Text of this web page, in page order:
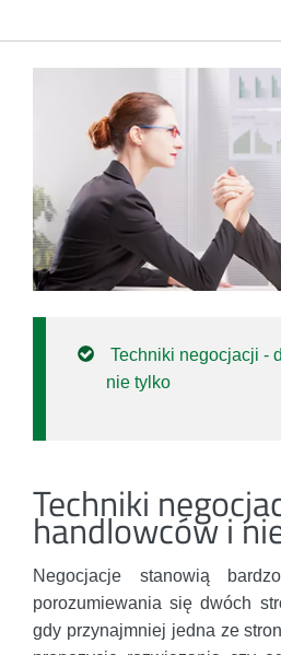
Techniki negocjacji -
nie tylko
Techniki
handlowców i
Negocjacje stanowią
porozumiewania się dwóch
gdy przynajmniej jedna ze